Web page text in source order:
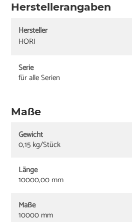
Herstellerangaben
Hersteller
HORI
Serie
für alle Serien
Maße
Gewicht
0,15 kg/Stück
Länge
10000,00 mm
Maße
10000 mm